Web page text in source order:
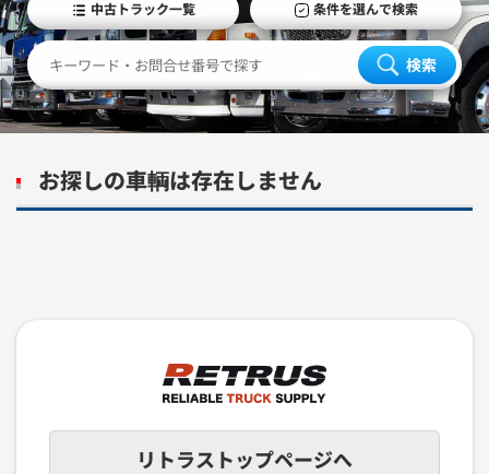
中古トラック一覧 条件を選んで検索
検索
お探しの車輌は存在しません
リトラストップページへ